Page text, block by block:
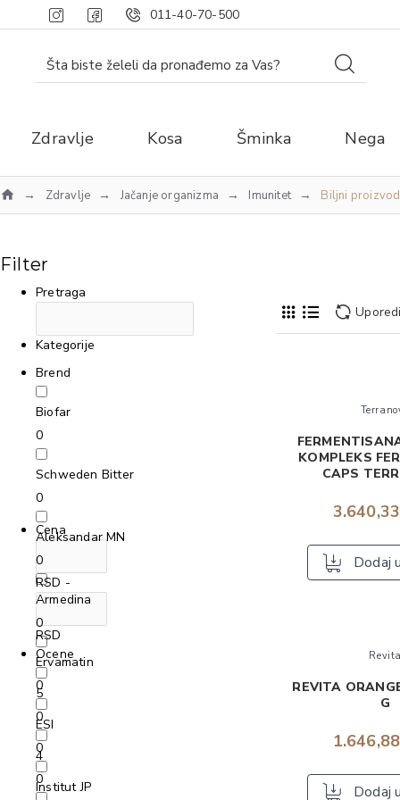
011-40-70-500
Zdravlje Kosa Šminka Nega
Zdravlje Jačanje organizma Imunitet Biljni
Filter
Pretraga
Kategorije
Brend
Biofar
0
Schweden Bitter
0
Aleksandar MN
0
Armedina
0
Ervamatin
0
ESI
0
Institut JP
Cena
RSD -
RSD
Ocene
5
0
4
0
KOMPLEKS
CAPS
Dodaj
Revita
REVITA
G
Dodaj